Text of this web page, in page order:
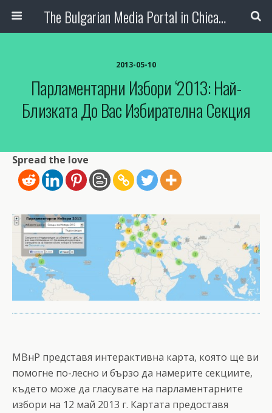
The Bulgarian Media Portal in Chicago
2013-05-10
Парламентарни Избори ‘2013: Най-
Близката До Вас Избирателна Секция
Spread the love
МВнР представя интерактивна карта, която ще ви
помогне по-лесно и бързо да намерите секциите,
където може да гласувате на парламентарните
избори на 12 май 2013 г. Картата предоставя